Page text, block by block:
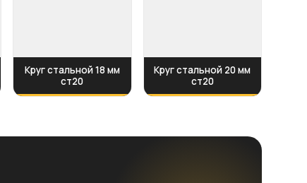
Круг стальной 18 мм
ст20
Круг стальной 20 мм
ст20